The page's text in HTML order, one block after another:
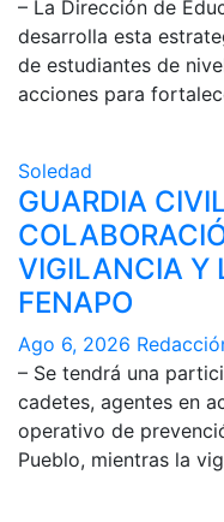
– La Dirección de
desarrolla esta
de estudiantes de
acciones para
Soledad
GUARDIA
VIGILANCIA Y
FENAPO
Ago 6, 2026
– Se tendrá una
cadetes, agentes en
operativo de
Pueblo, mientras la